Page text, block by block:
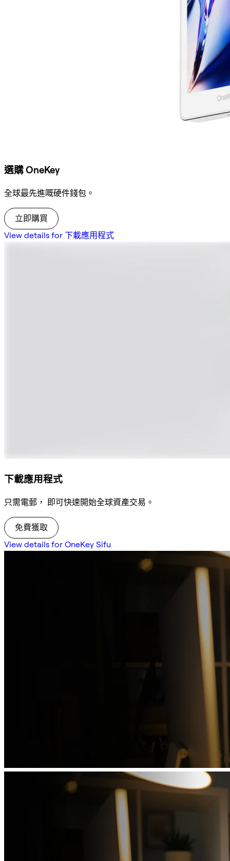
選購 OneKey
全球最先進嘅硬件錢包。
立即購買
View details for 下載應用程式
下載應用程式
只需電郵， 即可快速開始全球資產交易。
免費獲取
View details for OneKey Sifu